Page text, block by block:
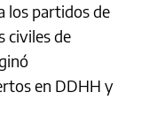
los partidos de
civiles de
en DDHH y